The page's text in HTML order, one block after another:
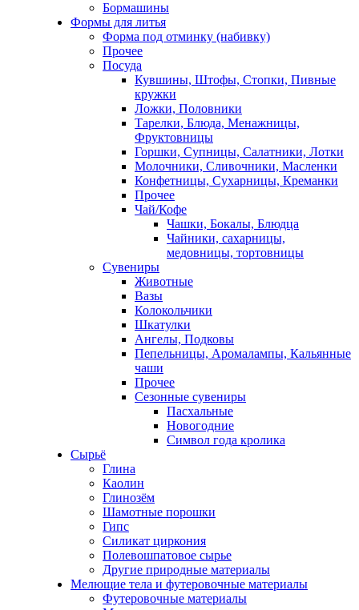
Бормашины
Формы для литья
Форма под отминку (набивку)
Прочее
Посуда
Кувшины, Штофы, Стопки, Пивные
кружки
Ложки, Половники
Тарелки, Блюда, Менажницы,
Фруктовницы
Горшки, Супницы, Салатники, Лотки
Молочники, Сливочники, Масленки
Конфетницы, Сухарницы, Креманки
Прочее
Чай/Кофе
Чашки, Бокалы, Блюдца
Чайники, сахарницы,
медовницы, тортовницы
Сувениры
Животные
Вазы
Колокольчики
Шкатулки
Ангелы, Подковы
Пепельницы, Аромалампы, Кальянные
чаши
Прочее
Сезонные сувениры
Пасхальные
Новогодние
Символ года кролика
Сырьё
Глина
Каолин
Глинозём
Шамотные порошки
Гипс
Силикат циркония
Полевошпатовое сырье
Другие природные материалы
Мелющие тела и футеровочные материалы
Футеровочные материалы